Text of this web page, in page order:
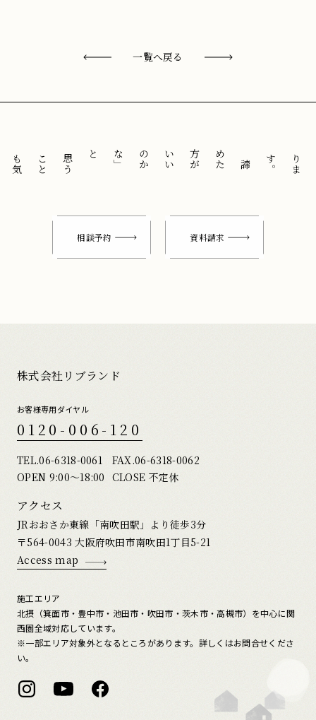
一覧へ戻る
。
「
諦
め
た
方
が
い
い
の
か
な
」
と
思
う
こ
と
も
気
に
せ
ずに
相談予約 資料請求
株式会社リブランド
お客様専用ダイヤル
0120-006-120
TEL.06-6318-0061
FAX.06-6318-0062
OPEN 9:00〜18:00 CLOSE 不定休
アクセス
JRおおさか東線「南吹田駅」より徒歩3分
〒564-0043 大阪府吹田市南吹田1丁目5-21
Access map
施工エリア
北摂（箕面市・豊中市・池田市・吹田市・茨木市・高槻市）を中心に関
西圏全域対応しています。
※一部エリア対象外となるところがあります。詳しくはお問合せくださ
い。